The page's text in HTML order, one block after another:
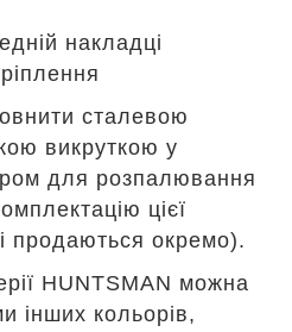
накладці
сталевою
викруткою у
для розпалювання
цієї
продаються окремо).
HUNTSMAN можна
інших кольорів,